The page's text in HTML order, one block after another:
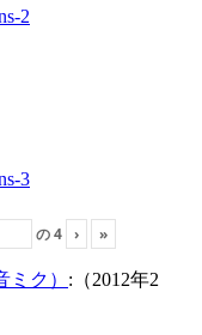
の4 › »
ク） :（2012年2